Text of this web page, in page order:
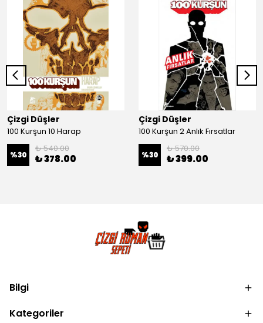
Çizgi Düşler
100 Kurşun 10 Harap
%30
₺ 540.00
₺ 378.00
Çizgi Düşler
100 Kurşun 2 Anlık Fırsatlar
%30
₺ 570.00
₺ 399.00
Bilgi
Kategoriler